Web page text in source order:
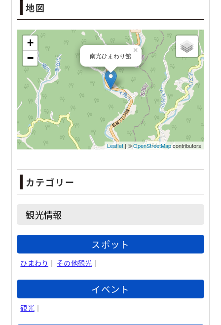
地図
南光ひまわり館
カテゴリー
観光情報
スポット
ひまわり ｜ その他観光｜
イベント
観光｜